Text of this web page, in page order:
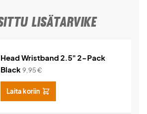
LISÄTARVIKE
Head Wristband 2.5" 2-Pack
Black9,95€
Laita koriin